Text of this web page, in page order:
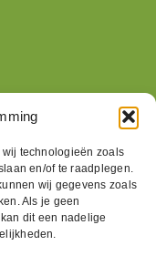
technologieën zoals
en/of te raadplegen.
wij gegevens zoals
Als je geen
dit een nadelige